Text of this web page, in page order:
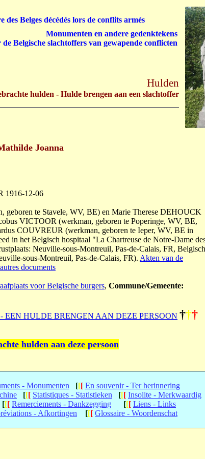
Joanna
1916-12-06
geboren te Stavele, WV, BE) en Marie Therese DEHOUCK
VICTOOR (werkman, geboren te Poperinge, WV, BE,
COUVREUR (werkman, geboren te Ieper, WV, BE in
in het Belgisch hospitaal "La Chartreuse de Notre-Dame
Neuville-sous-Montreuil, Pas-de-Calais, FR,
sous-Montreuil, Pas-de-Calais, FR). Akten van de
documents
voor Belgische burgers, Commune/Gemeente:
HULDE BRENGEN AAN DEZE PERSOON †††
hulden aan deze persoon
- Monumenten [[[ En souvenir - Ter herinnering
[[[ Statistiques - Statistieken [[[ Insolite - Merkwaardig
[[[ Remerciements - Dankzegging [[[ Liens - Links
- Afkortingen [[[ Glossaire - Woordenschat
Hulden
hulden - Hulde brengen aan een slachtoffer
Belges décédés lors de conflits armés
Monumenten en andere gedenktekens
de Belgische slachtoffers van gewapende conflicten